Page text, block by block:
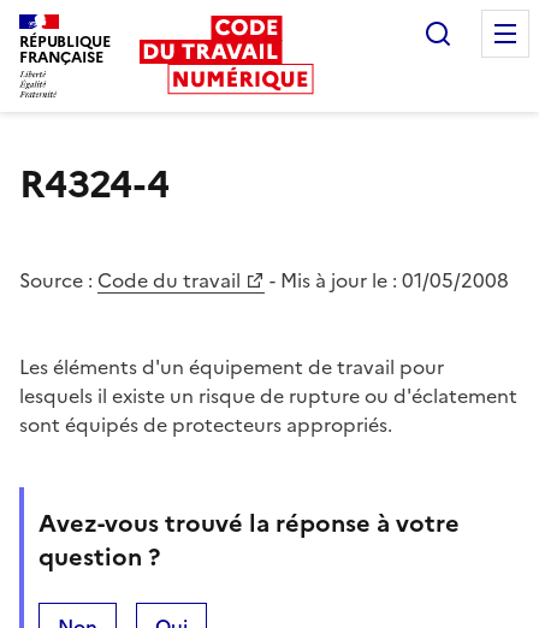
RÉPUBLIQUE
FRANÇAISE
R4324-4
Source : Code du travail - Mis à jour le : 01/05/2008
Les éléments d'un équipement de travail pour
lesquels il existe un risque de rupture ou d'éclatement
sont équipés de protecteurs appropriés.
Avez-vous trouvé la réponse à votre
question ?